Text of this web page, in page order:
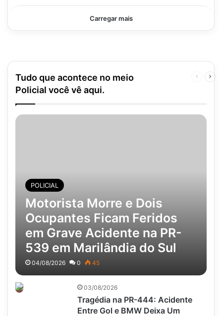
Carregar mais
Tudo que acontece no meio
Policial você vê aqui.
Página
POLICIAL
Motorista Morre e Dois
Ocupantes Ficam Feridos
em Grave Acidente na PR-
539 em Marilândia do Sul
04/08/2026 0 45
03/08/2026
Tragédia na PR-444: Acidente
Entre Gol e BMW Deixa Um